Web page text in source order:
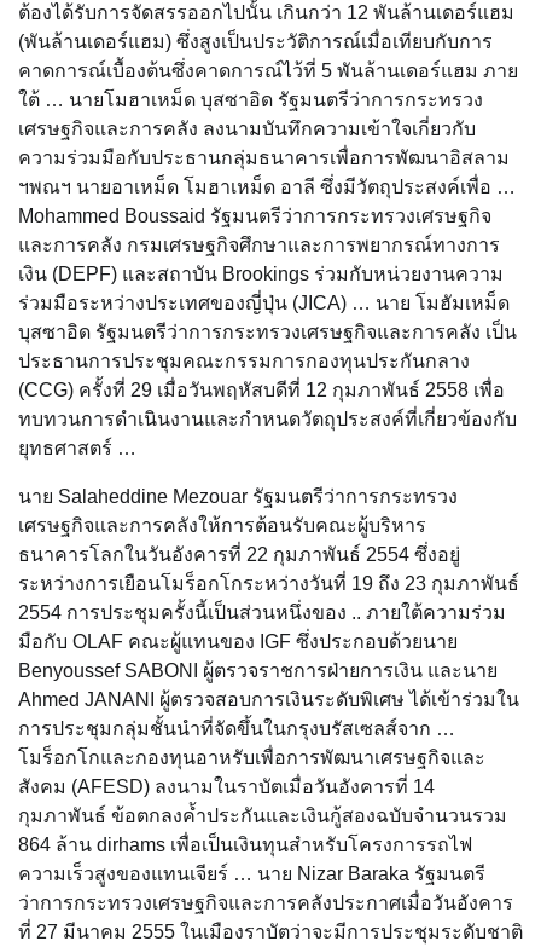
ต้องได้รับการจัดสรรออกไปนั้น เกินกว่า 12 พันล้านเดอร์แฮม
(พันล้านเดอร์แฮม) ซึ่งสูงเป็นประวัติการณ์เมื่อเทียบกับการ
คาดการณ์เบื้องต้นซึ่งคาดการณ์ไว้ที่ 5 พันล้านเดอร์แฮม ภาย
ใต้ … นายโมฮาเหม็ด บุสซาอิด รัฐมนตรีว่าการกระทรวง
เศรษฐกิจและการคลัง ลงนามบันทึกความเข้าใจเกี่ยวกับ
ความร่วมมือกับประธานกลุ่มธนาคารเพื่อการพัฒนาอิสลาม
ฯพณฯ นายอาเหม็ด โมฮาเหม็ด อาลี ซึ่งมีวัตถุประสงค์เพื่อ …
Mohammed Boussaid รัฐมนตรีว่าการกระทรวงเศรษฐกิจ
และการคลัง กรมเศรษฐกิจศึกษาและการพยากรณ์ทางการ
เงิน (DEPF) และสถาบัน Brookings ร่วมกับหน่วยงานความ
ร่วมมือระหว่างประเทศของญี่ปุ่น (JICA) … นาย โมฮัมเหม็ด
บุสซาอิด รัฐมนตรีว่าการกระทรวงเศรษฐกิจและการคลัง เป็น
ประธานการประชุมคณะกรรมการกองทุนประกันกลาง
(CCG) ครั้งที่ 29 เมื่อวันพฤหัสบดีที่ 12 กุมภาพันธ์ 2558 เพื่อ
ทบทวนการดำเนินงานและกำหนดวัตถุประสงค์ที่เกี่ยวข้องกับ
ยุทธศาสตร์ …
นาย Salaheddine Mezouar รัฐมนตรีว่าการกระทรวง
เศรษฐกิจและการคลังให้การต้อนรับคณะผู้บริหาร
ธนาคารโลกในวันอังคารที่ 22 กุมภาพันธ์ 2554 ซึ่งอยู่
ระหว่างการเยือนโมร็อกโกระหว่างวันที่ 19 ถึง 23 กุมภาพันธ์
2554 การประชุมครั้งนี้เป็นส่วนหนึ่งของ .. ภายใต้ความร่วม
มือกับ OLAF คณะผู้แทนของ IGF ซึ่งประกอบด้วยนาย
Benyoussef SABONI ผู้ตรวจราชการฝ่ายการเงิน และนาย
Ahmed JANANI ผู้ตรวจสอบการเงินระดับพิเศษ ได้เข้าร่วมใน
การประชุมกลุ่มชั้นนำที่จัดขึ้นในกรุงบรัสเซลส์จาก …
โมร็อกโกและกองทุนอาหรับเพื่อการพัฒนาเศรษฐกิจและ
สังคม (AFESD) ลงนามในราบัตเมื่อวันอังคารที่ 14
กุมภาพันธ์ ข้อตกลงค้ำประกันและเงินกู้สองฉบับจำนวนรวม
864 ล้าน dirhams เพื่อเป็นเงินทุนสำหรับโครงการรถไฟ
ความเร็วสูงของแทนเจียร์ … นาย Nizar Baraka รัฐมนตรี
ว่าการกระทรวงเศรษฐกิจและการคลังประกาศเมื่อวันอังคาร
ที่ 27 มีนาคม 2555 ในเมืองราบัตว่าจะมีการประชุมระดับชาติ